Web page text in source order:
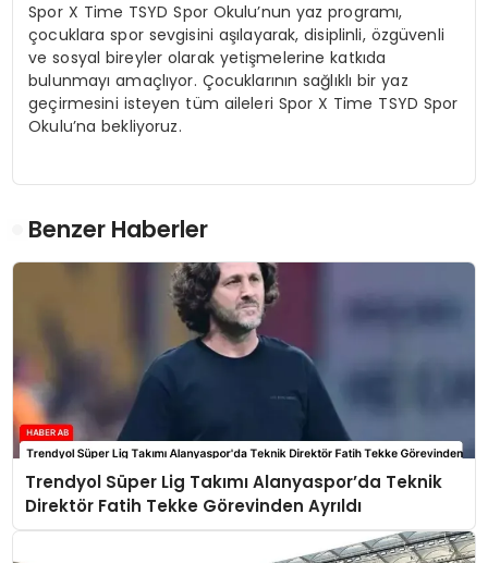
Spor X Time TSYD Spor Okulu’nun yaz programı,
çocuklara spor sevgisini aşılayarak, disiplinli, özgüvenli
ve sosyal bireyler olarak yetişmelerine katkıda
bulunmayı amaçlıyor. Çocuklarının sağlıklı bir yaz
geçirmesini isteyen tüm aileleri Spor X Time TSYD Spor
Okulu’na bekliyoruz.
Benzer Haberler
Trendyol Süper Lig Takımı Alanyaspor’da Teknik
Direktör Fatih Tekke Görevinden Ayrıldı